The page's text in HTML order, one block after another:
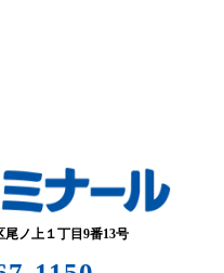
尾ノ上１丁目9番13号